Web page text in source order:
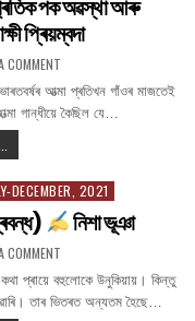
शर्मा
পাইক
বৰুৱাৰ
কবিতা
‘চাৰ্বাক’(প্ৰবন্ধ)
ড০
শিপ্ৰা
পাইক
পক অৱস্থা আৰু
প্ৰিয়ম্বদা
COMMENTON
অসমীয়া
থলুৱা
খাদ্যৰ
অৱস্থা
আৰু
সম্ভাৱনীয়তা(প্ৰবন্ধ)
সাক্ষী
প্ৰিয়ম্বদা
আত্মা প্ৰতিখন গাঁওৰ মাজতেই
গান্ধীয়ে কৈছিল যে…
অসমীয়া
থলুৱা
খাদ্যৰ
বিপণন
:
সাম্প্ৰতিক
পক
অৱস্থা
আৰু
DECEMBER, 2021
নিশা ভূঞা
COMMENTON
ঐপুলিৰ
সপোনৰ
দেশত
কথা প্ৰায়ে বহুলোকে উনুকিয়ায়। কিন্তু
তাৰ ভিতৰত অন্যতম হৈছে…